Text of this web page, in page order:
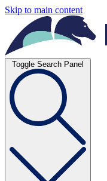
Skip to main content
Toggle Search Panel